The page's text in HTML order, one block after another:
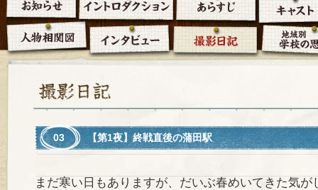
03 【第1夜】終戦直後の蒲田駅
まだ寒い日もありますが、だいぶ春めいてきた気が